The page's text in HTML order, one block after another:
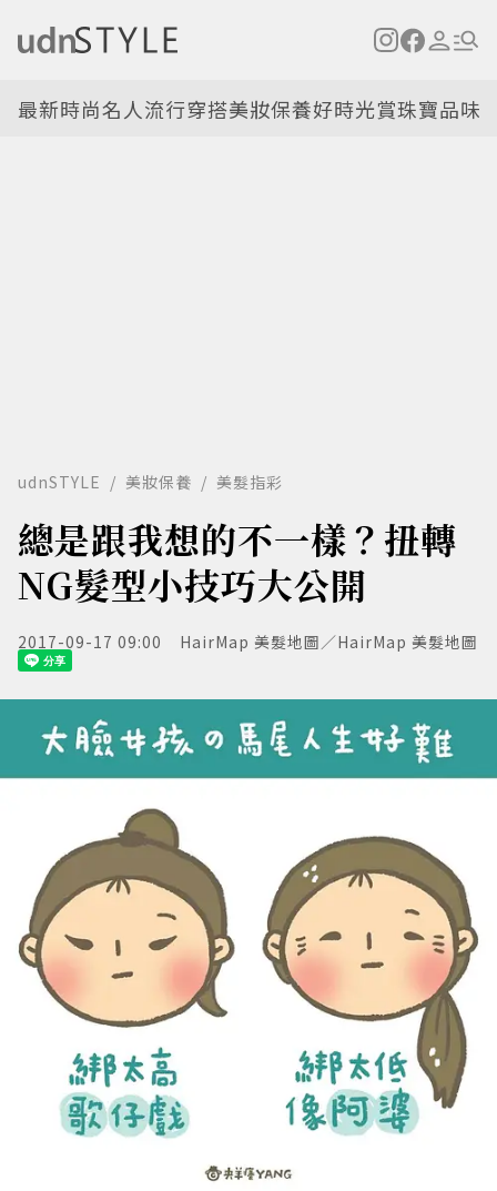
最新時尚名人流行穿搭美妝保養好時光賞珠寶品味
udnSTYLE 美妝保養 美髮指彩
總是跟我想的不一樣？扭轉
NG髮型小技巧大公開
2017-09-17 09:00 HairMap 美髮地圖／HairMap 美髮地圖